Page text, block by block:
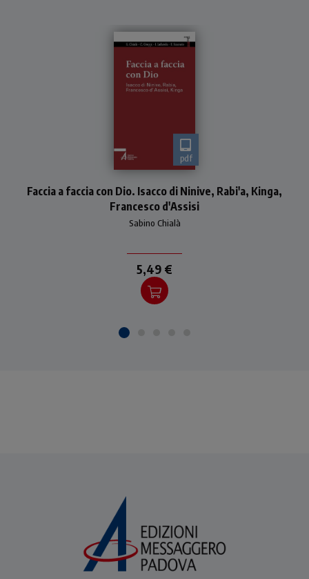
pdf
"voce dello Spirito", pur nella
diversità di tradizione
religiosa o fede, di epoca o
Sabino Chialà
Faccia a faccia con Dio. Isacco di Ninive, Rabi'a, Kinga,
Francesco d'Assisi
5,49 €